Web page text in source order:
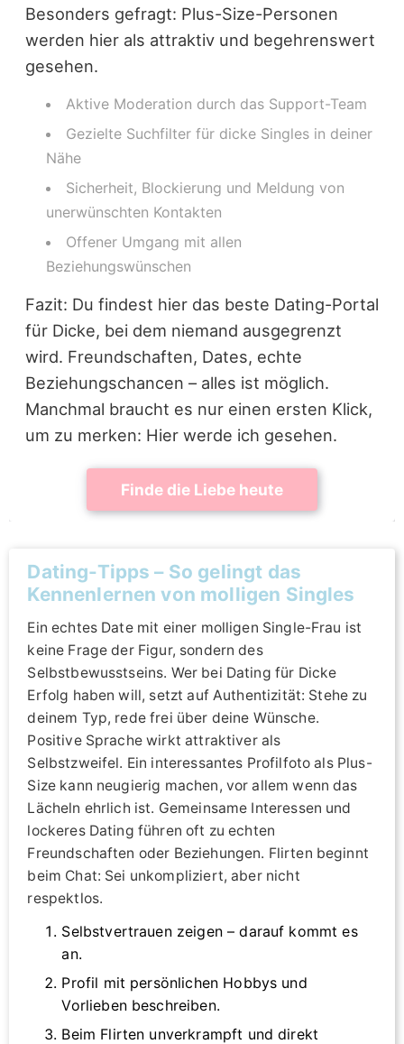
Besonders gefragt: Plus-Size-Personen
werden hier als attraktiv und begehrenswert
gesehen.
Aktive Moderation durch das Support-Team
Gezielte Suchfilter für dicke Singles in deiner
Nähe
Sicherheit, Blockierung und Meldung von
unerwünschten Kontakten
Offener Umgang mit allen
Beziehungswünschen
Fazit: Du findest hier das beste Dating-Portal
für Dicke, bei dem niemand ausgegrenzt
wird. Freundschaften, Dates, echte
Beziehungschancen – alles ist möglich.
Manchmal braucht es nur einen ersten Klick,
um zu merken: Hier werde ich gesehen.
Finde die Liebe heute
Dating-Tipps – So gelingt das
Kennenlernen von molligen Singles
Ein echtes Date mit einer molligen Single-Frau ist
keine Frage der Figur, sondern des
Selbstbewusstseins. Wer bei Dating für Dicke
Erfolg haben will, setzt auf Authentizität: Stehe zu
deinem Typ, rede frei über deine Wünsche.
Positive Sprache wirkt attraktiver als
Selbstzweifel. Ein interessantes Profilfoto als Plus-
Size kann neugierig machen, vor allem wenn das
Lächeln ehrlich ist. Gemeinsame Interessen und
lockeres Dating führen oft zu echten
Freundschaften oder Beziehungen. Flirten beginnt
beim Chat: Sei unkompliziert, aber nicht
respektlos.
Selbstvertrauen zeigen – darauf kommt es
an.
Profil mit persönlichen Hobbys und
Vorlieben beschreiben.
Beim Flirten unverkrampft und direkt